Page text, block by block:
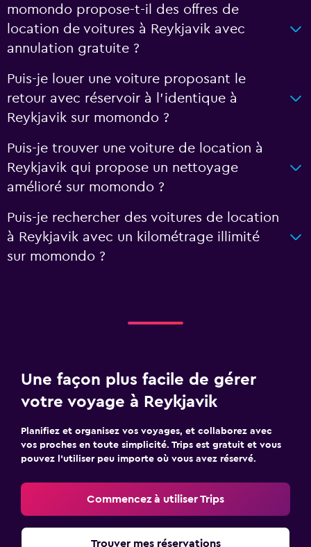
momondo propose-t-il des offres de
location de voitures à Reykjavik avec
annulation gratuite ?
Puis-je louer une voiture proposant le
retour avec réservoir à l’identique à
Reykjavik sur momondo ?
Puis-je trouver une voiture de location à
Reykjavik qui propose un nettoyage
amélioré sur momondo ?
Puis-je rechercher des voitures de location
à Reykjavik avec un kilométrage illimité
sur momondo ?
Une façon plus facile de gérer
votre voyage à Reykjavik
Planifiez et organisez vos voyages, et collaborez avec
vos proches en toute simplicité. Trips est gratuit et vous
pouvez l’utiliser peu importe où vous avez réservé.
Commencez à utiliser Trips
Trouver mes réservations